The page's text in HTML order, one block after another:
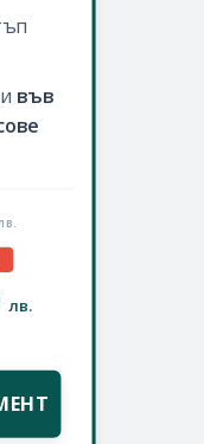
във
лв.